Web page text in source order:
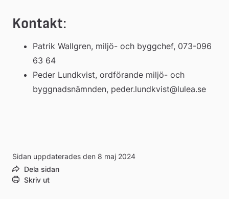
Kontakt:
Patrik Wallgren, miljö- och byggchef, 073-096
63 64
Peder Lundkvist, ordförande miljö- och
byggnadsnämnden, peder.lundkvist@lulea.se
Sidan uppdaterades den 8 maj 2024
Dela sidan
Skriv ut